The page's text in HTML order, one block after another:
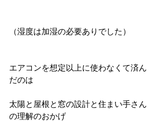
（湿度は加湿の必要ありでした）
エアコンを想定以上に使わなくて済ん
だのは
太陽と屋根と窓の設計と住まい手さん
の理解のおかげ